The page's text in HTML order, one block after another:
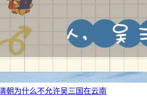
朝为什么不允许吴三国在云南